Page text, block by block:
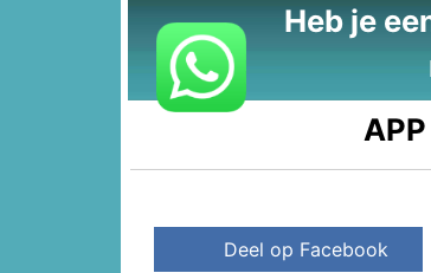
Heb je
Deel op Facebook